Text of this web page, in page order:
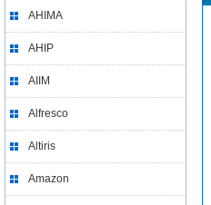
AHIMA
AHIP
AIIM
Alfresco
Altiris
Amazon